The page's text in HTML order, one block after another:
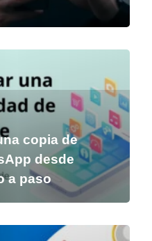
copia de
desde
a paso